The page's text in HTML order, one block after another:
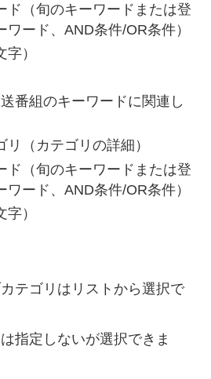
ド（旬のキーワードまたは登
ワード、AND条件/OR条件）
）
番組のキーワードに関連し
リ（カテゴリの詳細）
ド（旬のキーワードまたは登
ワード、AND条件/OR条件）
）
テゴリはリストから選択で
指定しないが選択できま